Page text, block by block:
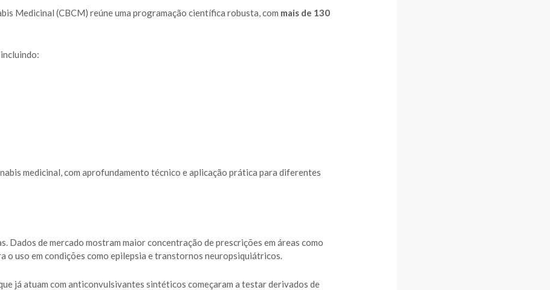
Medicinal (CBCM) reúne uma programação científica robusta, com mais de 130
medicinal, com aprofundamento técnico e aplicação prática para diferentes
Dados de mercado mostram maior concentração de prescrições em áreas como
o uso em condições como epilepsia e transtornos neuropsiquiátricos.
já atuam com anticonvulsivantes sintéticos começaram a testar derivados de